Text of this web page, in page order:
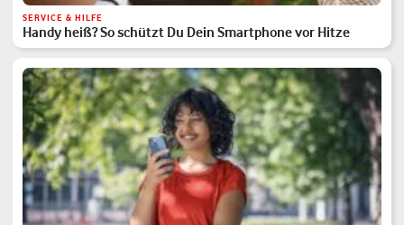
SERVICE & HILFE
Handy heiß? So schützt Du Dein Smartphone vor Hitze